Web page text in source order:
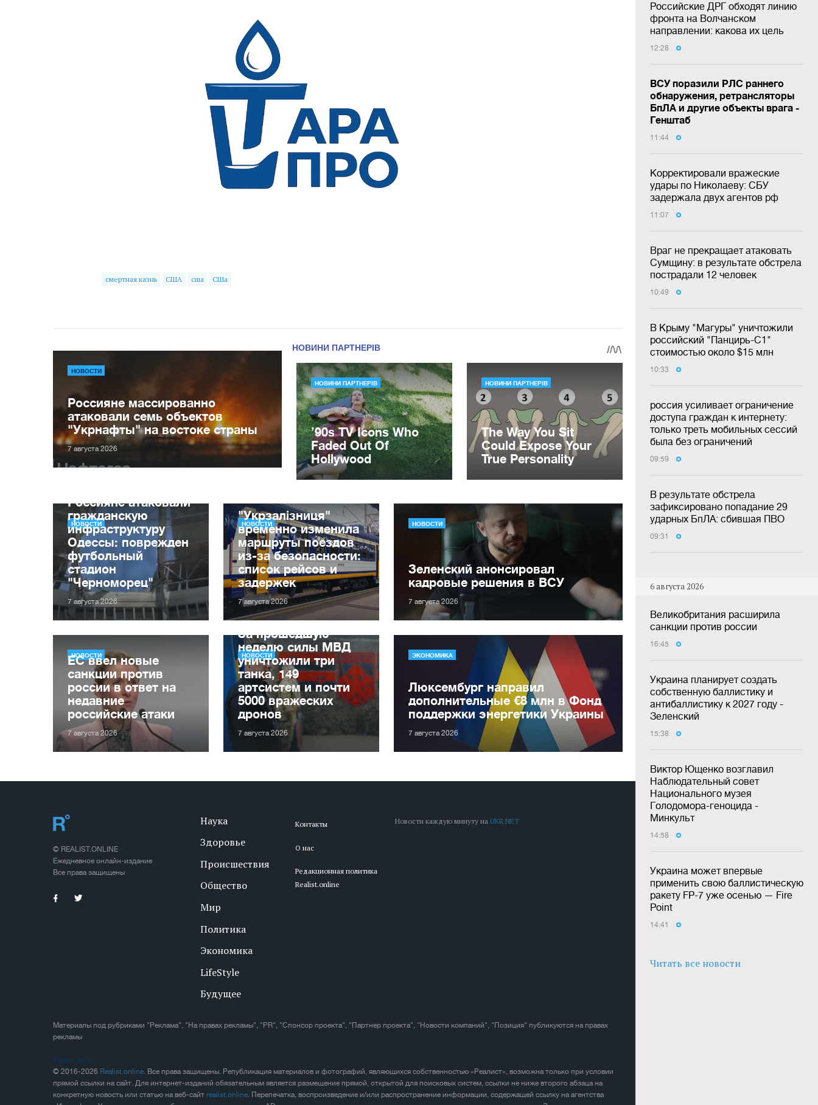
Российские ДРГ обходят линию
фронта на Волчанском
направлении: какова их цель
12:28
ВСУ поразили РЛС раннего
обнаружения, ретрансляторы
БпЛА и другие объекты врага -
Генштаб
11:44
Корректировали вражеские
удары по Николаеву: СБУ
задержала двух агентов рф
11:07
Враг не прекращает атаковать
Сумщину: в результате обстрела
пострадали 12 человек
10:49
В Крыму "Магуры" уничтожили
российский "Панцирь-С1"
стоимостью около $15 млн
10:33
россия усиливает ограничение
доступа граждан к интернету:
только треть мобильных сессий
была без ограничений
09:59
В результате обстрела
зафиксировано попадание 29
ударных БпЛА: сбившая ПВО
09:31
6 августа 2026
Великобритания расширила
санкции против россии
16:45
Украина планирует создать
собственную баллистику и
антибаллистику к 2027 году -
Зеленский
15:38
Виктор Ющенко возглавил
Наблюдательный совет
Национального музея
Голодомора-геноцида -
Минкульт
14:58
Украина может впервые
применить свою баллистическую
ракету FP-7 уже осенью — Fire
Point
14:41
Читать все новости
смертная казнь США сша СШа
НОВОСТИ
Россияне массированно
атаковали семь объектов
"Укрнафты" на востоке страны
7 августа 2026
НОВОСТИ
Россияне атаковали
гражданскую
инфраструктуру
Одессы: поврежден
футбольный
стадион
"Черноморец"
7 августа 2026
НОВОСТИ
"Укрзалізниця"
временно изменила
маршруты поездов
из-за безопасности:
список рейсов и
задержек
7 августа 2026
НОВОСТИ
Зеленский анонсировал
кадровые решения в ВСУ
7 августа 2026
НОВОСТИ
ЕС ввел новые
санкции против
россии в ответ на
недавние
российские атаки
7 августа 2026
НОВОСТИ
За прошедшую
неделю силы МВД
уничтожили три
танка, 149
артсистем и почти
5000 вражеских
дронов
7 августа 2026
ЭКОНОМИКА
Люксембург направил
дополнительные €8 млн в Фонд
поддержки энергетики Украины
7 августа 2026
© REALIST.ONLINE
Ежедневное онлайн-издание
Все права защищены
Наука
Здоровье
Происшествия
Общество
Мир
Политика
Экономика
LifeStyle
Будущее
Контакты
О нас
Редакционная политика
Realist.online
Новости каждую минуту наUKR.NET
Материалы под рубриками "Реклама", "На правах рекламы", "PR", "Спонсор проекта", "Партнер проекта", "Новости компаний", "Позиция" публикуются на правах
рекламы
Карта сайта
© 2016-2026 Realist.online. Все права защищены. Републикация материалов и фотографий, являющихся собственностью «Реалист», возможна только при условии
прямой ссылки на сайт. Для интернет-изданий обязательным является размещение прямой, открытой для поисковых систем, ссылки не ниже второго абзаца на
конкретную новость или статью на веб-сайтrealist.online. Перепечатка, воспроизведение и/или распространение информации, содержащей ссылку на агентства